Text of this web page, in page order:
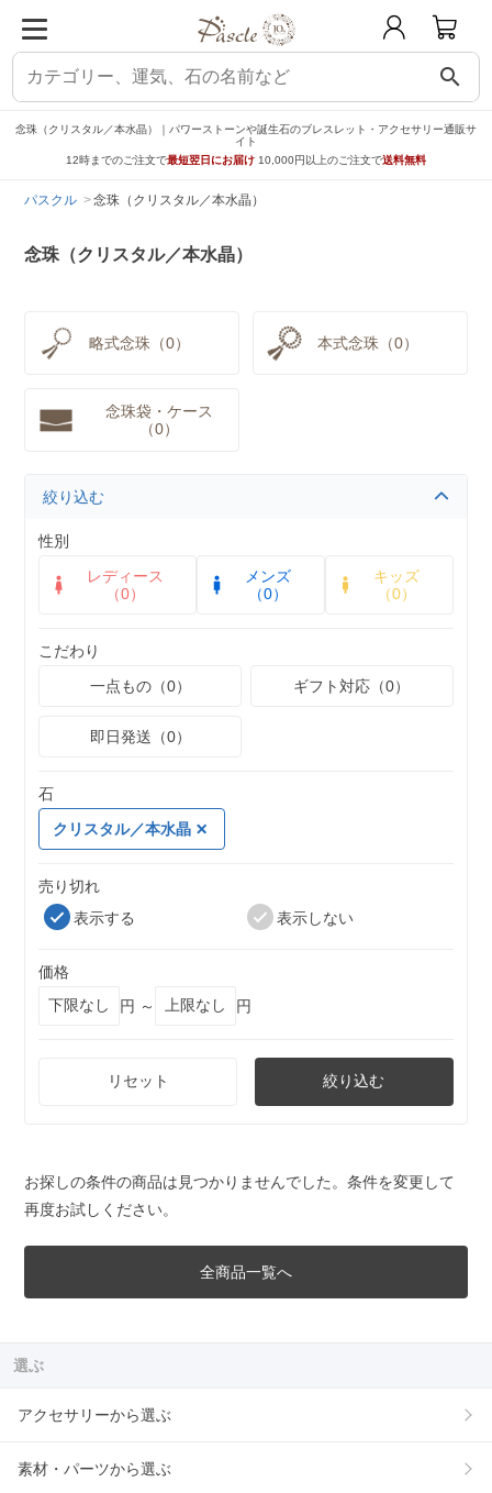
search
念珠（クリスタル／本水晶）｜パワーストーンや誕生石のブレスレット・アクセサリー通販サ
イト
12時までのご注文で最短翌日にお届け 10,000円以上のご注文で送料無料
パスクル 念珠（クリスタル／本水晶）
念珠（クリスタル／本水晶）
略式念珠（0） 本式念珠（0）
念珠袋・ケース
（0）
絞り込む
性別
レディース
（0）
メンズ
（0）
キッズ
（0）
こだわり
一点もの（0）
ギフト対応（0）
即日発送（0）
石
クリスタル／本水晶
売り切れ
表示する
表示しない
価格
円 ～
円
リセット 絞り込む
お探しの条件の商品は見つかりませんでした。条件を変更して
再度お試しください。
全商品一覧へ
選ぶ
アクセサリーから選ぶ
素材・パーツから選ぶ